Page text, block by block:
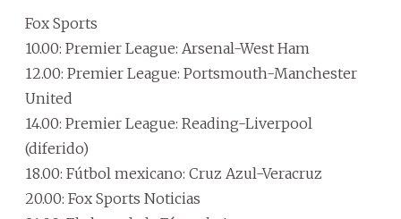
Fox Sports
10.00: Premier League: Arsenal-West Ham
12.00: Premier League: Portsmouth-Manchester
United
14.00: Premier League: Reading-Liverpool
(diferido)
18.00: Fútbol mexicano: Cruz Azul-Veracruz
20.00: Fox Sports Noticias